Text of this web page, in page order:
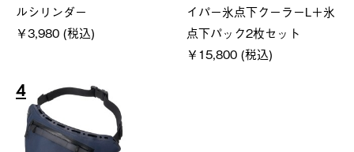
ルシリンダー
￥3,980 (税込)
イパー氷点下クーラーL＋氷
点下パック2枚セット
￥15,800 (税込)
4